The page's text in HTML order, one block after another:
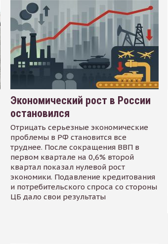
Экономический рост в России
остановился
Отрицать серьезные экономические
проблемы в РФ становится все
труднее. После сокращения ВВП в
первом квартале на 0,6% второй
квартал показал нулевой рост
экономики. Подавление кредитования
и потребительского спроса со стороны
ЦБ дало свои результаты